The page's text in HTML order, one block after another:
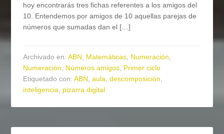
hoy encontrarás tres fichas referentes a los amigos del
10. Entendemos por amigos de 10 aquellas parejas de
números que sumadas dan el […]
Archivado en:ABN Matemáticas Numeración
Numeración
Números amigos Primer ciclo
Etiquetado con:ABN ,aula ,descomposición
inteligencia
pizarra digital